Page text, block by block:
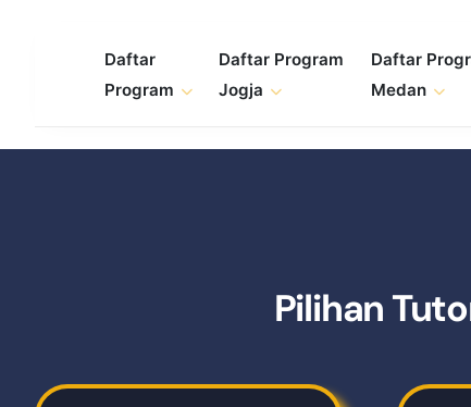
Daftar
Program
Daftar Program
Jogja
Daftar
Medan
Pilihan